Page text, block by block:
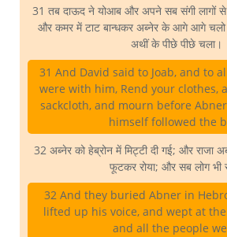
31 तब दाऊद ने योआब और अपने सब संगी लागों
और कमर में टाट बान्धकर अब्नेर के आगे आगे
अथीं के पीछे पीछे चला।
31 And David said to Joab, and to
were with him, Rend your clothes,
sackcloth, and mourn before
himself followed the
32 अब्नेर को हेब्रोन में मिट्टी दी गई; और राजा
फूटकर रोया; और सब लोग भी
32 And they buried Abner in
lifted up his voice, and wept at
and all the people